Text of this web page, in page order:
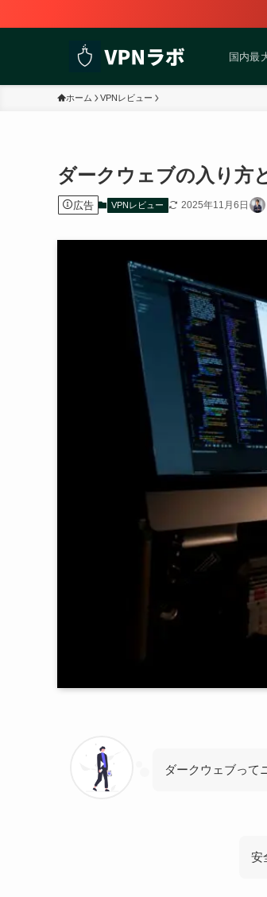
国内最
ホーム VPNレビュー
ダークウェブの入り方
広告 VPNレビュー 2025年11月6日
ダークウェブって
安